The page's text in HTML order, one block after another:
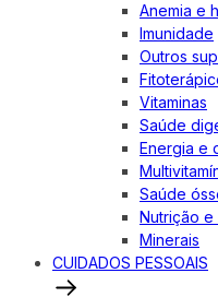
Anemia e
Imunidade
Outros
Vitaminas
Saúde
Energia e
Saúde
Nutrição e
Minerais
CUIDADOS PESSOAIS